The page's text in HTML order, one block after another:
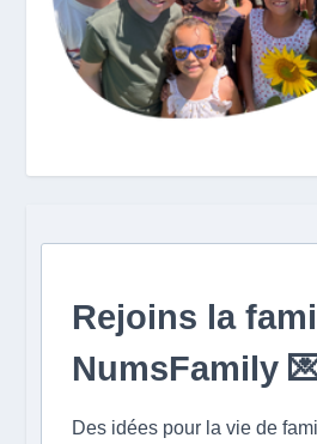
Rejoins la
NumsFamily
Des idées pour la vie de